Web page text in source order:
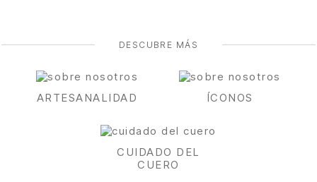
DESCUBRE MÁS
ARTESANALIDAD ÍCONOS
CUIDADO DEL
CUERO